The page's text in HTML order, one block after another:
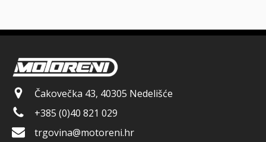
Čakovečka 43, 40305 Nedelišće
+385 (0)40 821 029
trgovina@motoreni.hr